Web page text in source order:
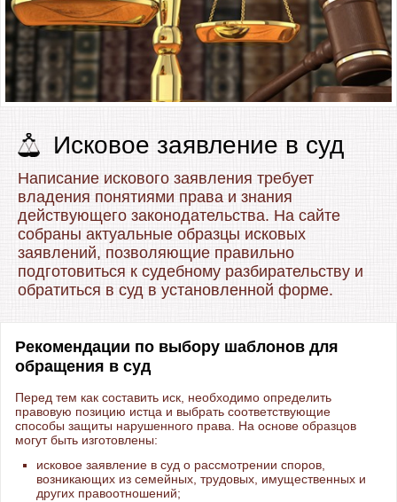
Исковое заявление в суд
Написание искового заявления требует
владения понятиями права и знания
действующего законодательства. На сайте
собраны актуальные образцы исковых
заявлений, позволяющие правильно
подготовиться к судебному разбирательству и
обратиться в суд в установленной форме.
Рекомендации по выбору шаблонов для
обращения в суд
Перед тем как составить иск, необходимо определить
правовую позицию истца и выбрать соответствующие
способы защиты нарушенного права. На основе образцов
могут быть изготовлены:
исковое заявление в суд о рассмотрении споров,
возникающих из семейных, трудовых, имущественных и
других правоотношений;